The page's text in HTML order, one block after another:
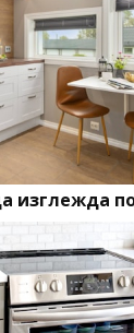
изглежда